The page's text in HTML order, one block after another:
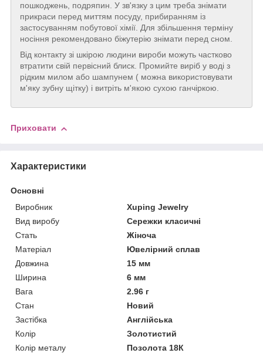
пошкоджень, подряпин. У зв'язку з цим треба знімати
прикраси перед миттям посуду, прибиранням із
застосуванням побутової хімії. Для збільшення терміну
носіння рекомендовано біжутерію знімати перед сном.
Від контакту зі шкірою людини вироби можуть частково
втратити свій первісний блиск. Промийте виріб у воді з
рідким милом або шампунем ( можна використовувати
м'яку зубну щітку) і витріть м'якою сухою ганчіркою.
Приховати
Характеристики
Основні
Виробник
Xuping Jewelry
Вид виробу
Сережки класичні
Стать
Жіноча
Матеріал
Ювелірний сплав
Довжина
15 мм
Ширина
6 мм
Вага
2.96 г
Стан
Новий
Застібка
Англійська
Колір
Золотистий
Колір металу
Позолота 18К